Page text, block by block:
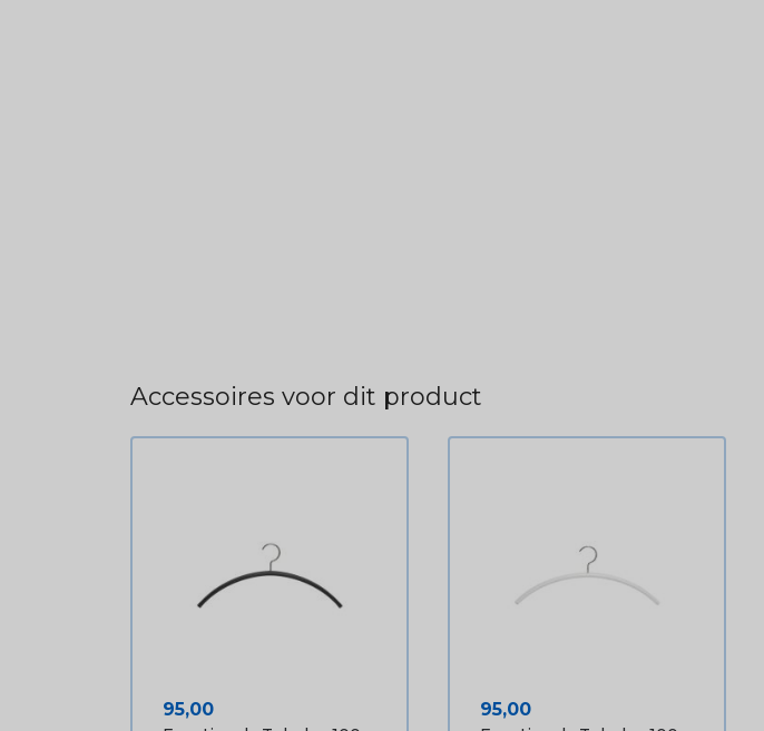
Accessoires voor dit product
Prijs
95,00 Prijs
95,00